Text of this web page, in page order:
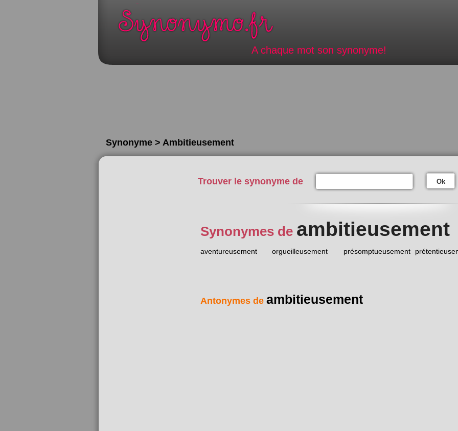
A chaque mot son synonyme!
Synonyme > Ambitieusement
Trouver le synonyme de Ok
Synonymes de ambitieusement
aventureusement orgueilleusement présomptueusement
Antonymes de ambitieusement